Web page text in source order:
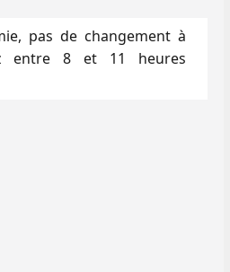
pas de changement à
entre 8 et 11 heures